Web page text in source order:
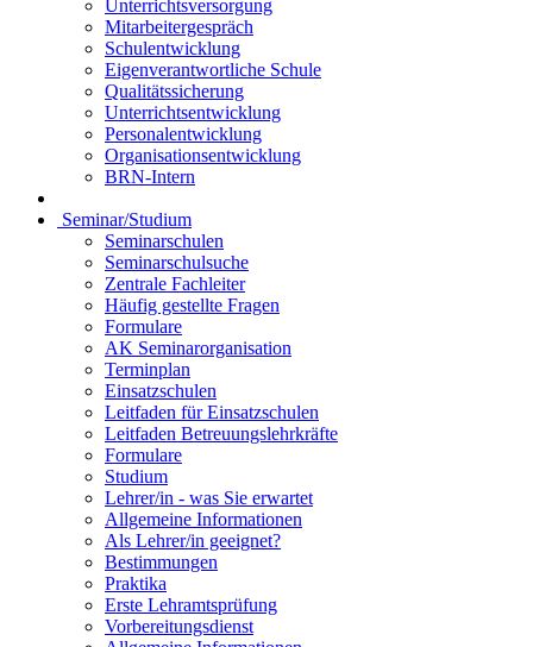
Unterrichtsversorgung
Mitarbeitergespräch
Schulentwicklung
Eigenverantwortliche Schule
Qualitätssicherung
Unterrichtsentwicklung
Personalentwicklung
Organisationsentwicklung
BRN-Intern
Seminar/Studium
Seminarschulen
Seminarschulsuche
Zentrale Fachleiter
Häufig gestellte Fragen
Formulare
AK Seminarorganisation
Terminplan
Einsatzschulen
Leitfaden für Einsatzschulen
Leitfaden Betreuungslehrkräfte
Formulare
Studium
Lehrer/in - was Sie erwartet
Allgemeine Informationen
Als Lehrer/in geeignet?
Bestimmungen
Praktika
Erste Lehramtsprüfung
Vorbereitungsdienst